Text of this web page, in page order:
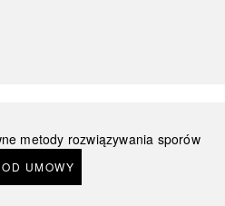
metody rozwiązywania sporów
UMOWY